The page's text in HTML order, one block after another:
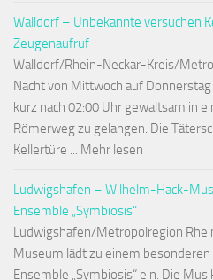
Walldorf – Unbekannte versuchen
Zeugenaufruf
Walldorf/Rhein-Neckar-Kreis/
Nacht von Mittwoch auf
kurz nach 02:00 Uhr gewaltsam in
Römerweg zu gelangen. Die
Kellertüre ... Mehr lesen
Ludwigshafen – Wilhelm-Hack-
Ensemble „Symbiosis“
Ludwigshafen/Metropolregion
Museum lädt zu einem
Ensemble „Symbiosis“ ein. Die